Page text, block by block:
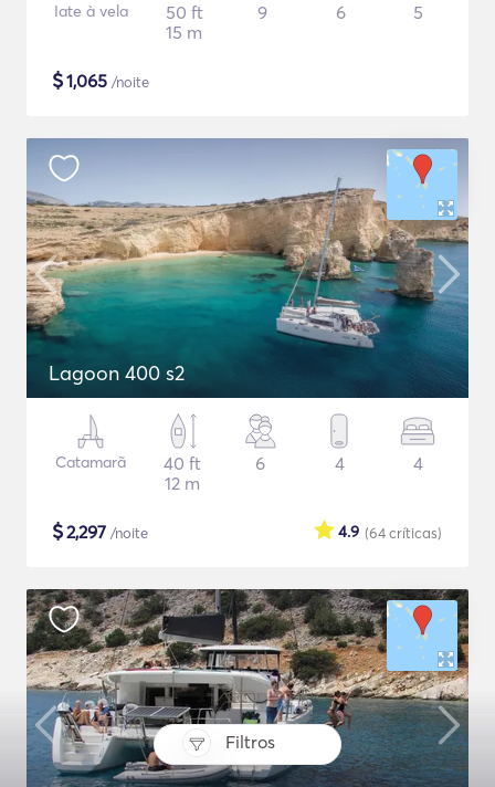
Filtros
Iate à vela
50 ft
15 m
9 6 5
$1,065 /noite
Lagoon 400 s2
Catamarã
40 ft
12 m
6 4 4
$2,297 /noite (64críticas)
4.9